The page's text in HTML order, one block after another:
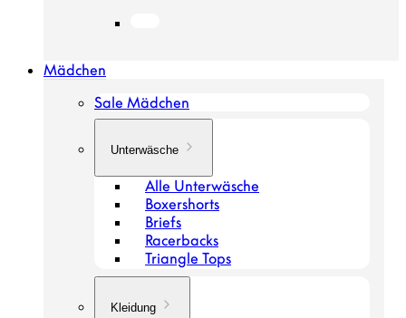
Mädchen
Sale Mädchen
Unterwäsche
Alle Unterwäsche
Boxershorts
Briefs
Racerbacks
Triangle Tops
Kleidung